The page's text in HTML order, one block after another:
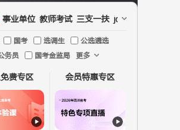
事业单位 教师考试 三支一扶 jd文职
国考 选调生
公选遴选
务员
国考金监局 更多
费专区 会员特惠专区